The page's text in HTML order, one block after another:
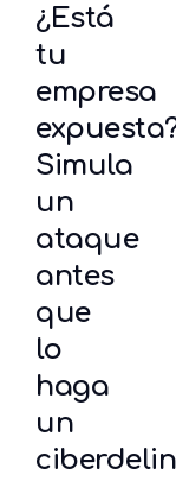
¿Está
tu
empresa
Simula
un
ataque
antes
que
lo
haga
un